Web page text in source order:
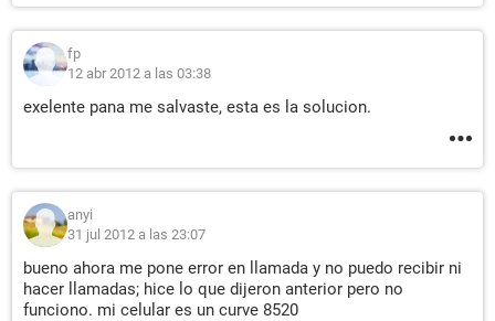
fp
12 abr 2012 a las 03:38
exelente pana me salvaste, esta es la solucion.
anyi
31 jul 2012 a las 23:07
bueno ahora me pone error en llamada y no puedo recibir ni
hacer llamadas; hice lo que dijeron anterior pero no
funciono. mi celular es un curve 8520